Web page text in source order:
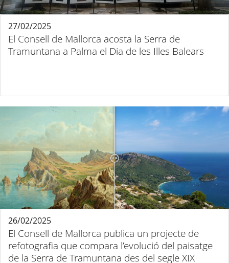
El Consell de Mallorca acosta la Serra de
Tramuntana a Palma el Dia de les Illes Balears
27/02/2025
El Consell de Mallorca publica un projecte de
refotografia que compara l’evolució del paisatge
de la Serra de Tramuntana des del segle XIX
26/02/2025